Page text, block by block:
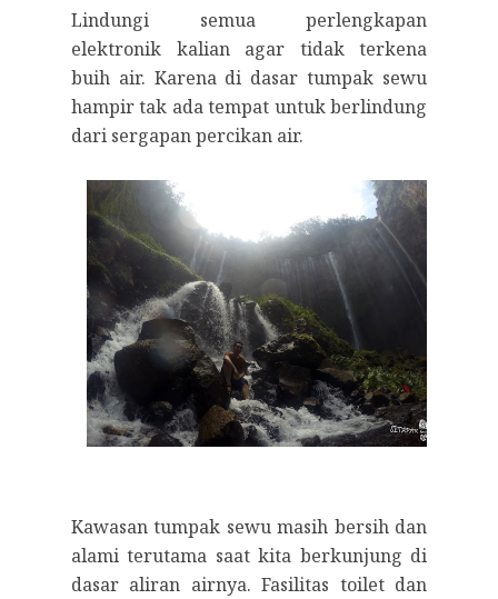
Lindungi semua perlengkapan
elektronik kalian agar tidak terkena
buih air. Karena di dasar tumpak sewu
hampir tak ada tempat untuk berlindung
dari sergapan percikan air.
Kawasan tumpak sewu masih bersih dan
alami terutama saat kita berkunjung di
dasar aliran airnya. Fasilitas toilet dan